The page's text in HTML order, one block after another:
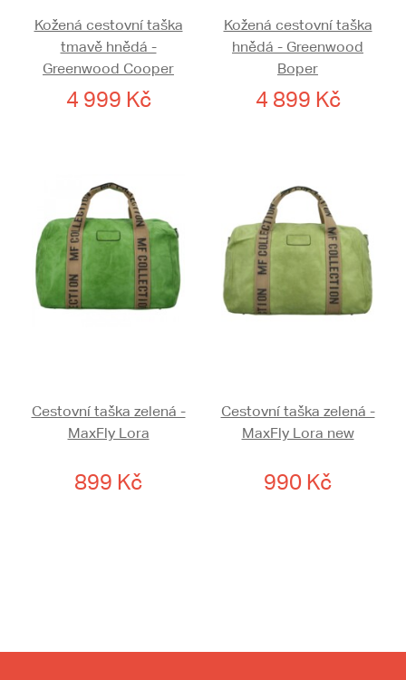
Kožená cestovní taška
tmavě hnědá -
Greenwood Cooper
4 999 Kč
Kožená cestovní taška
hnědá - Greenwood
Boper
4 899 Kč
Cestovní taška zelená -
MaxFly Lora
899 Kč
Cestovní taška zelená -
MaxFly Lora new
990 Kč